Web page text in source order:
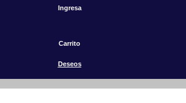
Ingresa
Carrito
Deseos